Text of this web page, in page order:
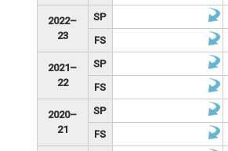
2022–
23
SP
FS
2021–
22
SP
FS
2020–
21
SP
FS